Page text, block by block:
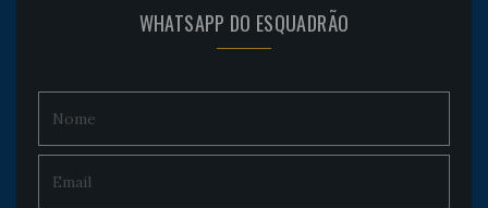
WHATSAPP DO ESQUADRÃO